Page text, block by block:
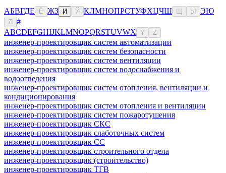
АБВГДЕ Ё ЖЗ И Й КЛМНОПРСТУФХЦЧШ Ы ЭЮ
Я
#
ABCDEFGHIJKLMNOPQRSTUVWX Y Z
инженер-проектировщик систем автоматизации
инженер-проектировщик систем безопасности
инженер-проектировщик систем вентиляции
инженер-проектировщик систем водоснабжения и
водоотведения
инженер-проектировщик систем отопления, вентиляции и
кондиционирования
инженер-проектировщик систем отопления и вентиляции
инженер-проектировщик систем пожаротушения
инженер-проектировщик СКС
инженер-проектировщик слаботочных систем
инженер-проектировщик СС
инженер-проектировщик строительного отдела
инженер-проектировщик (строительство)
инженер-проектировщик ТГВ